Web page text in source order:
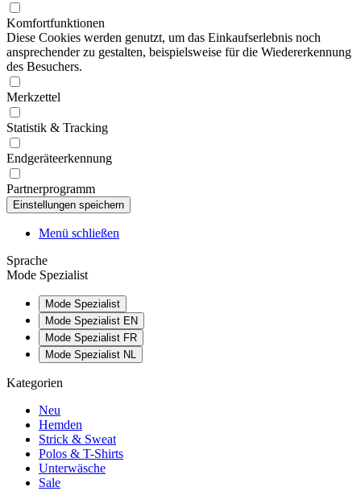
Komfortfunktionen
Diese Cookies werden genutzt, um das Einkaufserlebnis noch
ansprechender zu gestalten, beispielsweise für die Wiedererkennung
des Besuchers.
Merkzettel
Statistik & Tracking
Endgeräteerkennung
Partnerprogramm
Menü schließen
Sprache
Mode Spezialist
Mode Spezialist
Mode Spezialist EN
Mode Spezialist FR
Mode Spezialist NL
Kategorien
Neu
Hemden
Strick & Sweat
Polos & T-Shirts
Unterwäsche
Sale